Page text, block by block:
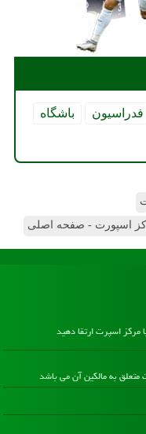
فدراسیون
باشگاه
اسپورت - صفحه اصلی
مرکز اسپرت ارتقا دهید